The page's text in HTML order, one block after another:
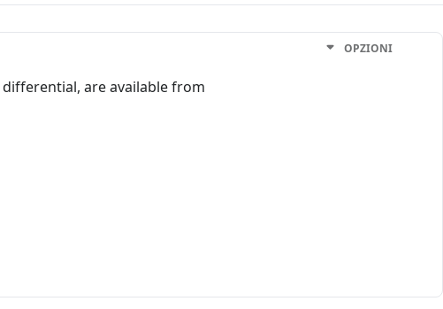
OPZIONI
are available from